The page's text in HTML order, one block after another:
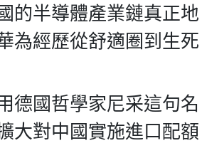
的半導體產業鏈真正地
為經歷從舒適圈到生死
德國哲學家尼采這句名
大對中國實施進口配額